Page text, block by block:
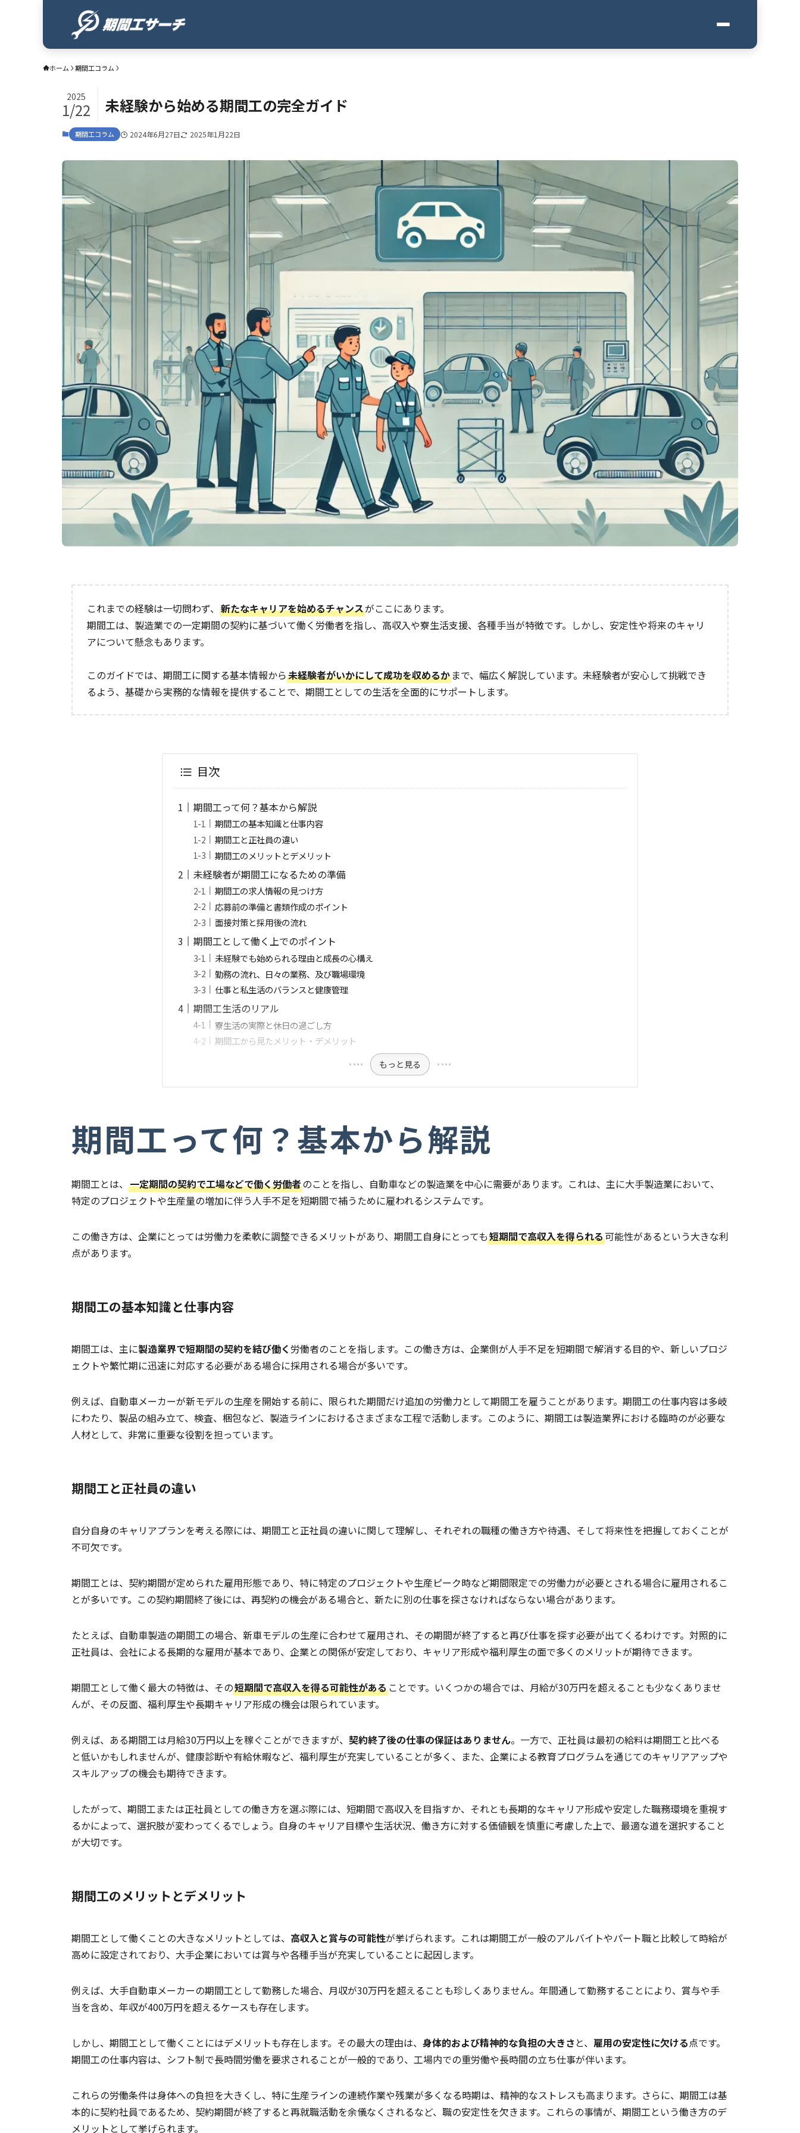
ホーム 期間工コラム
未経験から始める期間工の完全ガイド
2025
1/22
期間工コラム 2024年6月27日 2025年1月22日
これまでの経験は一切問わず、 新たなキャリアを始めるチャンスがここにあります。
期間工は、製造業での一定期間の契約に基づいて働く労働者を指し、高収入や寮生活支援、各種手当が特徴です。しかし、安定性や将来のキャリ
アについて懸念もあります。
このガイドでは、期間工に関する基本情報から未経験者がいかにして成功を収めるか まで、幅広く解説しています。未経験者が安心して挑戦でき
るよう、基礎から実務的な情報を提供することで、期間工としての生活を全面的にサポートします。
目次
期間工って何？基本から解説
期間工の基本知識と仕事内容
期間工と正社員の違い
期間工のメリットとデメリット
未経験者が期間工になるための準備
期間工の求人情報の見つけ方
応募前の準備と書類作成のポイント
面接対策と採用後の流れ
期間工として働く上でのポイント
未経験でも始められる理由と成長の心構え
勤務の流れ、日々の業務、及び職場環境
仕事と私生活のバランスと健康管理
期間工生活のリアル
寮生活の実際と休日の過ごし方
期間工から見たメリット・デメリット
もっと見る
期間工って何？基本から解説
期間工とは、 一定期間の契約で工場などで働く労働者のことを指し、自動車などの製造業を中心に需要があります。これは、主に大手製造業において、
特定のプロジェクトや生産量の増加に伴う人手不足を短期間で補うために雇われるシステムです。
この働き方は、企業にとっては労働力を柔軟に調整できるメリットがあり、期間工自身にとっても短期間で高収入を得られる可能性があるという大きな利
点があります。
期間工の基本知識と仕事内容
期間工は、主に製造業界で短期間の契約を結び働く 労働者のことを指します。この働き方は、企業側が人手不足を短期間で解消する目的や、新しいプロジ
ェクトや繁忙期に迅速に対応する必要がある場合に採用される場合が多いです。
例えば、自動車メーカーが新モデルの生産を開始する前に、限られた期間だけ追加の労働力として期間工を雇うことがあります。期間工の仕事内容は多岐
にわたり、製品の組み立て、検査、梱包など、製造ラインにおけるさまざまな工程で活動します。このように、期間工は製造業界における臨時のが必要な
人材として、非常に重要な役割を担っています。
期間工と正社員の違い
自分自身のキャリアプランを考える際には、期間工と正社員の違いに関して理解し、それぞれの職種の働き方や待遇、そして将来性を把握しておくことが
不可欠です。
期間工とは、契約期間が定められた雇用形態であり、特に特定のプロジェクトや生産ピーク時など期間限定での労働力が必要とされる場合に雇用されるこ
とが多いです。この契約期間終了後には、再契約の機会がある場合と、新たに別の仕事を探さなければならない場合があります。
たとえば、自動車製造の期間工の場合、新車モデルの生産に合わせて雇用され、その期間が終了すると再び仕事を探す必要が出てくるわけです。対照的に
正社員は、会社による長期的な雇用が基本であり、企業との関係が安定しており、キャリア形成や福利厚生の面で多くのメリットが期待できます。
期間工として働く最大の特徴は、その短期間で高収入を得る可能性がある ことです。いくつかの場合では、月給が30万円を超えることも少なくありませ
んが、その反面、福利厚生や長期キャリア形成の機会は限られています。
例えば、ある期間工は月給30万円以上を稼ぐことができますが、 契約終了後の仕事の保証はありません。一方で、正社員は最初の給料は期間工と比べる
と低いかもしれませんが、健康診断や有給休暇など、福利厚生が充実していることが多く、また、企業による教育プログラムを通じてのキャリアアップや
スキルアップの機会も期待できます。
したがって、期間工または正社員としての働き方を選ぶ際には、短期間で高収入を目指すか、それとも長期的なキャリア形成や安定した職務環境を重視す
るかによって、選択肢が変わってくるでしょう。自身のキャリア目標や生活状況、働き方に対する価値観を慎重に考慮した上で、最適な道を選択すること
が大切です。
期間工のメリットとデメリット
期間工として働くことの大きなメリットとしては、 高収入と賞与の可能性が挙げられます。これは期間工が一般のアルバイトやパート職と比較して時給が
高めに設定されており、大手企業においては賞与や各種手当が充実していることに起因します。
例えば、大手自動車メーカーの期間工として勤務した場合、月収が30万円を超えることも珍しくありません。年間通して勤務することにより、賞与や手
当を含め、年収が400万円を超えるケースも存在します。
しかし、期間工として働くことにはデメリットも存在します。その最大の理由は、 身体的および精神的な負担の大きさと、 雇用の安定性に欠ける点です。
期間工の仕事内容は、シフト制で長時間労働を要求されることが一般的であり、工場内での重労働や長時間の立ち仕事が伴います。
これらの労働条件は身体への負担を大きくし、特に生産ラインの連続作業や残業が多くなる時期は、精神的なストレスも高まります。さらに、期間工は基
本的に契約社員であるため、契約期間が終了すると再就職活動を余儀なくされるなど、職の安定性を欠きます。これらの事情が、期間工という働き方のデ
メリットとして挙げられます。